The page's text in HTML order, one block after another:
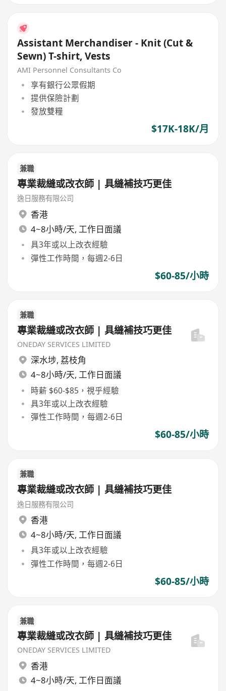
Assistant Merchandiser - Knit (Cut &
Sewn) T-shirt, Vests
AMI Personnel Consultants Co
享有銀行公眾假期
提供保險計劃
發放雙糧
$17K-18K/月
兼職
專業裁縫或改衣師 | 具縫補技巧更佳
逸日服務有限公司
香港
4~8小時/天, 工作日面議
具3年或以上改衣經驗
彈性工作時間，每週2-6日
$60-85/小時
兼職
專業裁縫或改衣師 | 具縫補技巧更佳
ONEDAY SERVICES LIMITED
深水埗, 荔枝角
4~8小時/天, 工作日面議
時薪 $60-$85，視乎經驗
具3年或以上改衣經驗
彈性工作時間，每週2-6日
$60-85/小時
兼職
專業裁縫或改衣師 | 具縫補技巧更佳
逸日服務有限公司
香港
4~8小時/天, 工作日面議
具3年或以上改衣經驗
彈性工作時間，每週2-6日
$60-85/小時
兼職
專業裁縫或改衣師 | 具縫補技巧更佳
ONEDAY SERVICES LIMITED
香港
4~8小時/天, 工作日面議